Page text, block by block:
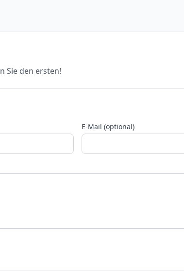
Sie den ersten!
E-Mail (optional)